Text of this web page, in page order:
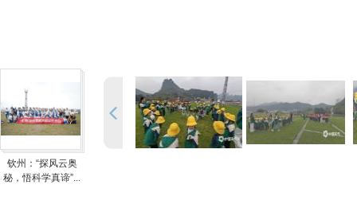
钦州：“探风云奥
秘，悟科学真谛”...